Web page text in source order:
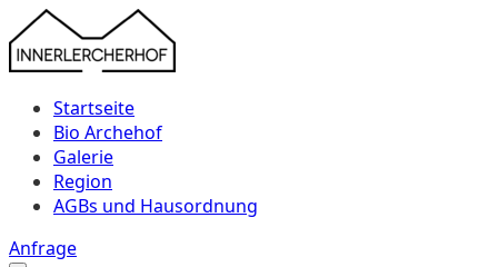
Startseite
Bio Archehof
Galerie
Region
AGBs und Hausordnung
Anfrage